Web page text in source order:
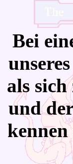
Bei
als
und